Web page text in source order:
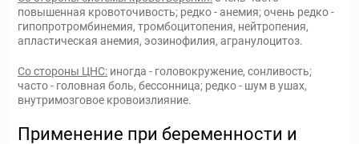
повышенная кровоточивость; редко - анемия; очень редко -
гипопротромбинемия, тромбоцитопения, нейтропения,
апластическая анемия, эозинофилия, агранулоцитоз.
Со стороны ЦНС: иногда - головокружение, сонливость;
часто - головная боль, бессонница; редко - шум в ушах,
внутримозговое кровоизлияние.
Применение при беременности и